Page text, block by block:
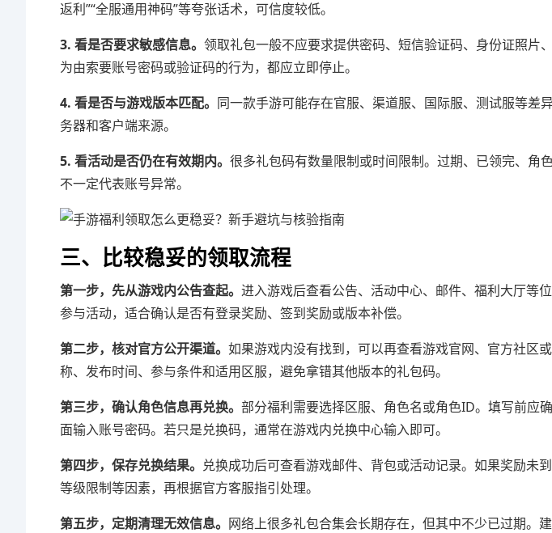
返利”“全服通用神码”等夸张话术，可信度较低。
3. 看是否要求敏感信息。 领取礼包一般不应要求提供密码、短信验证码、身份证照片
为由索要账号密码或验证码的行为，都应立即停止。
4. 看是否与游戏版本匹配。 同一款手游可能存在官服、渠道服、国际服、测试服等差
务器和客户端来源。
5. 看活动是否仍在有效期内。 很多礼包码有数量限制或时间限制。过期、已领完、角
不一定代表账号异常。
三、比较稳妥的领取流程
第一步，先从游戏内公告查起。 进入游戏后查看公告、活动中心、邮件、福利大厅等
参与活动，适合确认是否有登录奖励、签到奖励或版本补偿。
第二步，核对官方公开渠道。 如果游戏内没有找到，可以再查看游戏官网、官方社区
称、发布时间、参与条件和适用区服，避免拿错其他版本的礼包码。
第三步，确认角色信息再兑换。 部分福利需要选择区服、角色名或角色ID。填写前应
面输入账号密码。若只是兑换码，通常在游戏内兑换中心输入即可。
第四步，保存兑换结果。 兑换成功后可查看游戏邮件、背包或活动记录。如果奖励未
等级限制等因素，再根据官方客服指引处理。
第五步，定期清理无效信息。 网络上很多礼包合集会长期存在，但其中不少已过期。